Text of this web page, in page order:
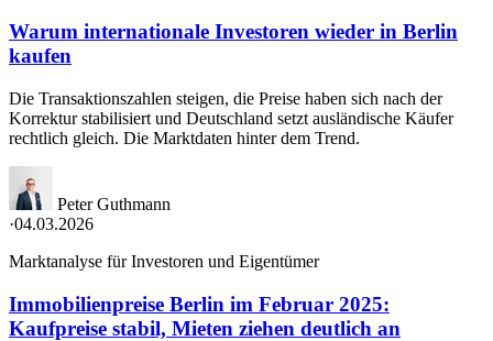
Warum internationale Investoren wieder in Berlin
kaufen
Die Transaktionszahlen steigen, die Preise haben sich nach der
Korrektur stabilisiert und Deutschland setzt ausländische Käufer
rechtlich gleich. Die Marktdaten hinter dem Trend.
Peter Guthmann
·04.03.2026
Marktanalyse für Investoren und Eigentümer
Immobilienpreise Berlin im Februar 2025:
Kaufpreise stabil, Mieten ziehen deutlich an